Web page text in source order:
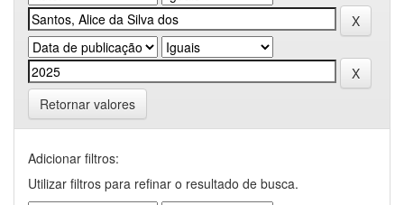
Retornar valores
Adicionar filtros:
Utilizar filtros para refinar o resultado de busca.